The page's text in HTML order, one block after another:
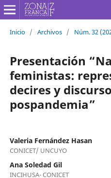
Inicio / Archivos / Núm. 32
Presentación
feministas:
decires y
pospandemia”
Valeria Fernández Hasan
CONICET/ UNCUYO
Ana Soledad Gil
INCIHUSA- CONICET